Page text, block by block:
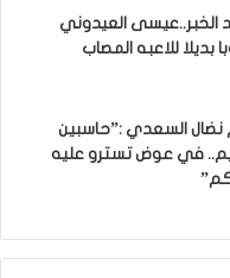
الخبر..عيسى العيدوني
بديلا للاعبه المصاب
نضال السعدي :”حاسبين
في عوض تسترو عليه